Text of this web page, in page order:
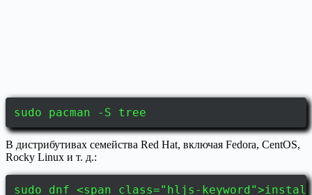
sudo pacman -S tree
В дистрибутивах семейства Red Hat, включая Fedora, CentOS,
Rocky Linux и т. д.:
sudo dnf <span class="hljs-